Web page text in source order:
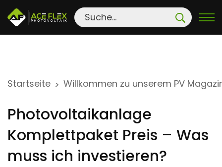
Startseite > Willkommen zu unserem PV
Photovoltaikanlage
Komplettpaket Preis – Was
muss ich investieren?